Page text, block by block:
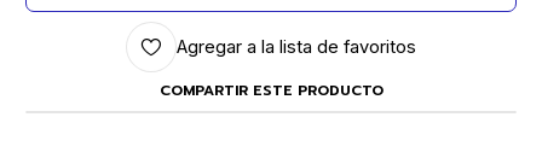
Agregar a la lista de favoritos
COMPARTIR ESTE PRODUCTO